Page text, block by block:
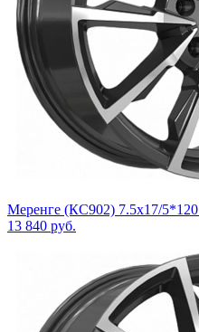
Меренге (КС902) 7.5x17/
13 840 руб.